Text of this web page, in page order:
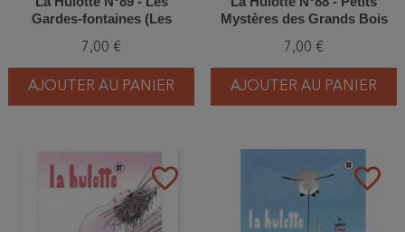
Gardes-fontaines (Les
7,00 €
AJOUTER AU PANIER
Mystères des Grands Bois
7,00 €
AJOUTER AU PANIER
favorite_border favorite_border